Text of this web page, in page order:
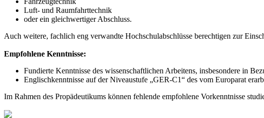
Luft- und Raumfahrttechnik
oder ein gleichwertiger Abschluss.
Auch weitere, fachlich eng verwandte Hochschulabschlüsse berechtigen zur
Empfohlene Kenntnisse:
Fundierte Kenntnisse des wissenschaftlichen Arbeitens, insbesondere in
Englischkenntnisse auf der Niveaustufe „GER-C1“ des vom Europarat
Im Rahmen des Propädeutikums können fehlende empfohlene Vorkenntnisse